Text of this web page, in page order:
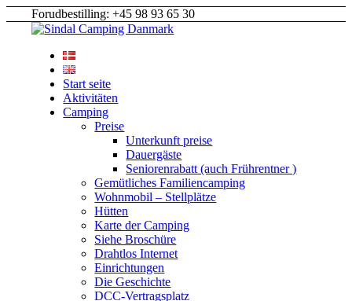
Forudbestilling: +45 98 93 65 30
Start seite
Aktivitäten
Camping
Preise
Unterkunft preise
Dauergäste
Seniorenrabatt (auch Frührentner )
Gemütliches Familiencamping
Wohnmobil – Stellplätze
Hütten
Karte der Camping
Siehe Broschüre
Drahtlos Internet
Einrichtungen
Die Geschichte
DCC-Vertragsplatz